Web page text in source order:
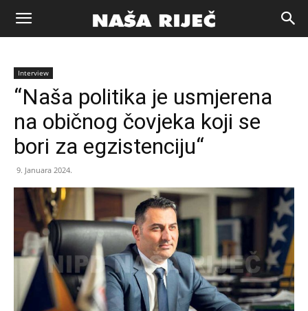
Naša
riječ
Zenica
Interview
“Naša politika je usmjerena
na običnog čovjeka koji se
bori za egzistenciju“
9. Januara 2024.